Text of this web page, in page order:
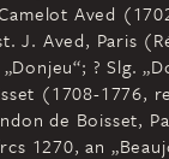
Aved
J. Aved, Paris
? Slg.
(1708-1776,
de Boisset,
1270, an